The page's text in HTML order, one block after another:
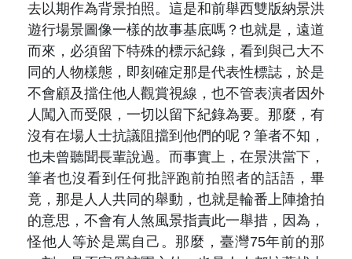
去以期作為背景拍照。這是和前舉西雙版納景洪
遊行場景圖像一樣的故事基底嗎？也就是，遠道
而來，必須留下特殊的標示紀錄，看到與己大不
同的人物樣態，即刻確定那是代表性標誌，於是
不會顧及擋住他人觀賞視線，也不管表演者因外
人闖入而受限，一切以留下紀錄為要。那麼，有
沒有在場人士抗議阻擋到他們的呢？筆者不知，
也未曾聽聞長輩說過。而事實上，在景洪當下，
筆者也沒看到任何批評跑前拍照者的話語，畢
竟，那是人人共同的舉動，也就是輪番上陣搶拍
的意思，不會有人煞風景指責此一舉措，因為，
怪他人等於是罵自己。那麼，臺灣75年前的那